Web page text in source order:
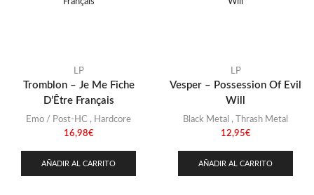
LP
Tromblon – Je Me Fiche
D’Être Français
Emo / Post-HC , Hardcore
16,98€
AÑADIR AL CARRITO
LP
Vesper – Possession Of Evil
Will
Black Metal ,
Thrash Metal
12,95€
AÑADIR AL CARRITO